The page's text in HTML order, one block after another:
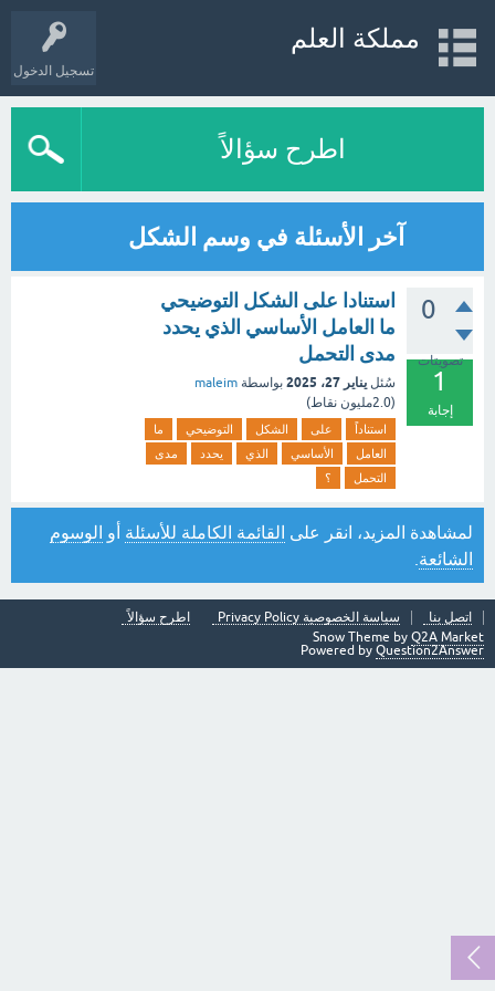
تسجيل الدخول
مملكة العلم
اطرح سؤالاً
آخر الأسئلة في وسم الشكل
0
تصويتات
1
إجابة
استنادا على الشكل التوضيحي
ما العامل الأساسي الذي يحدد
مدى التحمل
سُئل يناير 27، 2025 بواسطة maleim
(2.0مليون نقاط)
استناداً على الشكل التوضيحي
ما
العامل
الأساسي الذي يحدد
مدى
التحمل
؟
لمشاهدة المزيد، انقر على القائمة الكاملة للأسئلة أو الوسوم
الشائعة
اتصل بنا سياسة الخصوصية Privacy Policy
اطرح سؤالاً
Snow Theme by Q2A Market
Powered by Question2Answer